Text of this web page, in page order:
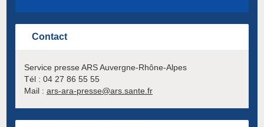
Contact
Service presse ARS Auvergne-Rhône-Alpes
Tél : 04 27 86 55 55
Mail : ars-ara-presse@ars.sante.fr